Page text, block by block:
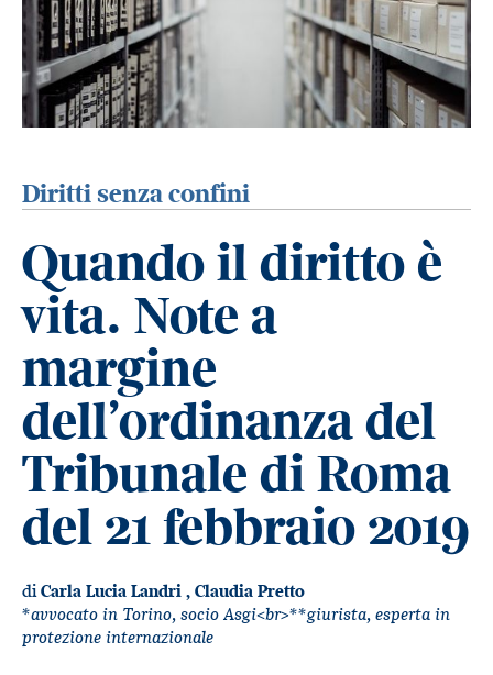
Diritti senza confini
Quando il diritto è
vita. Note a
margine
dell’ordinanza del
Tribunale di Roma
del 21 febbraio 2019
diCarla Lucia Landri , Claudia Pretto
*avvocato in Torino, socio Asgi<br>**giurista, esperta in
protezione internazionale